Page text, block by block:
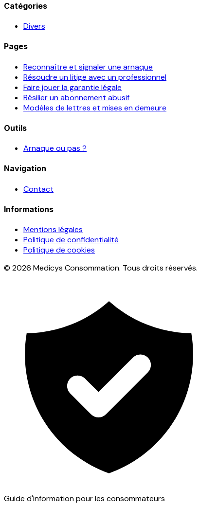
Catégories
Divers
Pages
Reconnaître et signaler une arnaque
Résoudre un litige avec un professionnel
Faire jouer la garantie légale
Résilier un abonnement abusif
Modèles de lettres et mises en demeure
Outils
Arnaque ou pas ?
Navigation
Contact
Informations
Mentions légales
Politique de confidentialité
Politique de cookies
© 2026 Medicys Consommation. Tous droits réservés.
Guide d'information pour les consommateurs